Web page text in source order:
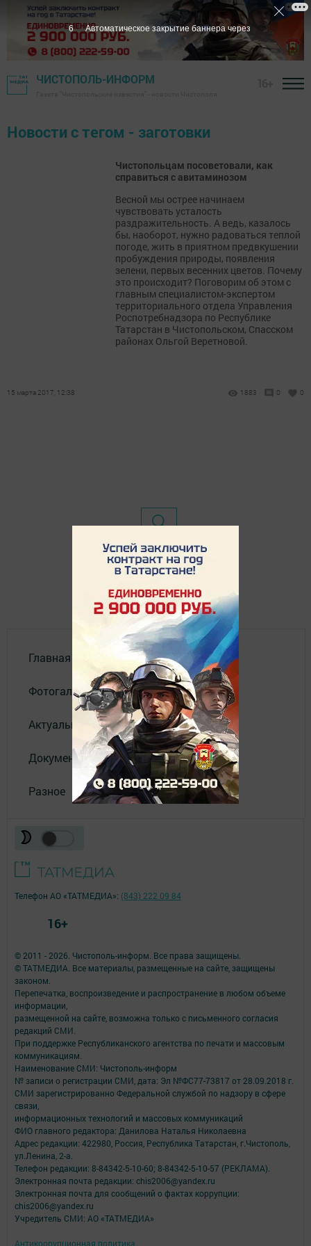
ЧИСТОПОЛЬ-ИНФОРМ
Новости с тегом - заготовки
Чистопольцам посоветовали, как
справиться с авитаминозом
Весной мы острее начинаем
чувствовать усталость
раздражительность. А ведь, казалось
бы, наоборот, нужно радоваться теплой
погоде, жить в приятном предвкушении
пробуждения природы, появления
зелени, первых весенних цветов. Почему
это происходит? Поговорим об этом с
главным специалистом-экспертом
территориального отдела Управления
Роспотребнадзора по Республике
Татарстан в Чистопольском, Спасском
районах Ольгой Веретновой.
15 марта 2017, 12:38 1883 0 0
Главная
Фотогалереи
Актуальное видео
Документы
Разное
© 2011 - 2026. Чистополь-информ. Все права защищены.
© ТАТМЕДИА. Все материалы, размещенные на сайте, защищены
законом.
Перепечатка, воспроизведение и распространение в любом объеме
информации,
размещенной на сайте, возможна только с письменного согласия
редакций СМИ.
При поддержке Республиканского агентства по печати и массовым
коммуникациям.
Наименование СМИ: Чистополь-информ
№ записи о регистрации СМИ, дата: Эл №ФС77-73817 от 28.09.2018 г.
СМИ зарегистрированно Федеральной службой по надзору в сфере
связи,
информационных технологий и массовых коммуникаций
ФИО главного редактора: Данилова Наталья Николаевна
Адрес редакции: 422980, Россия, Республика Татарстан, г.Чистополь,
ул.Ленина, 2-а.
Телефон редакции: 8-84342-5-10-60; 8-84342-5-10-57 (РЕКЛАМА).
Электронная почта редакции: chis2006@yandex.ru
Электронная почта для сообщений о фактах коррупции:
chis2006@yandex.ru
Учредитель СМИ: АО «ТАТМЕДИА»
Антикоррупционная политика
Телефон АО «ТАТМЕДИА»: (843) 222 09 84
16+
6 Автоматическое закрытие баннера через